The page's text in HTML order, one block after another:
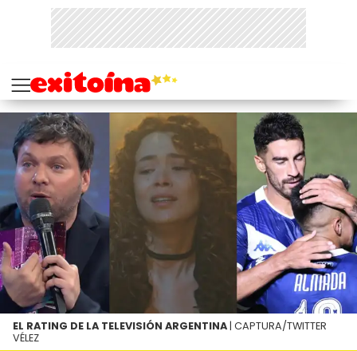
EL RATING DE LA TELEVISIÓN ARGENTINA | CAPTURA/TWITTER
VÉLEZ